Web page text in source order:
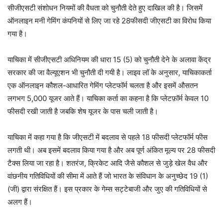
सीजीएसटी संशोधन नियमों की वैधता को चुनौती देते हुए दाखिल की है। जिसमें
ऑनलाइन मनी गेमिंग कंपनियों से लिए जा रहे 28फीसदी जीएसटी का विरोध किया
गया है।
याचिका में सीजीएसटी अधिनियम की धारा 15 (5) को चुनौती देने के अलावा केंद्र
सरकार की जा वैल्यूएशन भी चुनौती दी गयी है। लाइव लॉ के अनुसार, याचिकाकर्ता
एक ऑनलाइन कौशल-आधारित गेमिंग प्लेटफॉर्म चलता है और इसमें औसतन
लगभग 5,000 यूजर आते हैं। याचिका कर्ता का कहना है कि प्लेटफ़ॉर्म केवल 10
फीसदी रखी जाती है जबकि शेष यूजर के पास चली जाती है।
याचिका में कहा गया है कि जीएसटी में बदलाव से पहले 18 फीसदी प्लेटफॉर्म फीस
लगती थी। अब इसमें बदलाव किया गया है और अब पूर्ण अंकित मूल्य पर 28 फीसदी
टैक्स लिया जा रहा है। शतरंज, क्रिकेट आदि जैसे कौशल से जुड़े खेल वैध और
वांछनीय गतिविधियों की सीमा में आते हैं जो भारत के संविधान के अनुच्छेद 19 (1)
(जी) द्वारा संरक्षित हैं। इस प्रकार के गेम्स सट्टेबाजी और जुए की गतिविधियों से
अलग हैं।